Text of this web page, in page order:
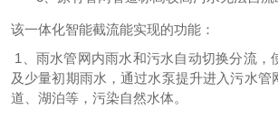
该一体化智能截流能实现的功能：
1、雨水管网内雨水和污水自动切换分流，
及少量初期雨水，通过水泵提升进入污水管
道、湖泊等，污染自然水体。